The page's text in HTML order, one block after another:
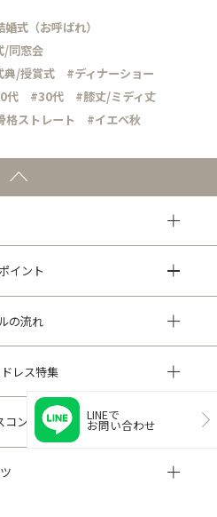
婚式（お呼ばれ）
/同窓会
典/授賞式
#ディナーショー
代 #30代
#膝丈/ミディ丈
格ストレート #イエベ秋
イント
の流れ
レス特集
コンテンツ LINEで
お問い合わせ